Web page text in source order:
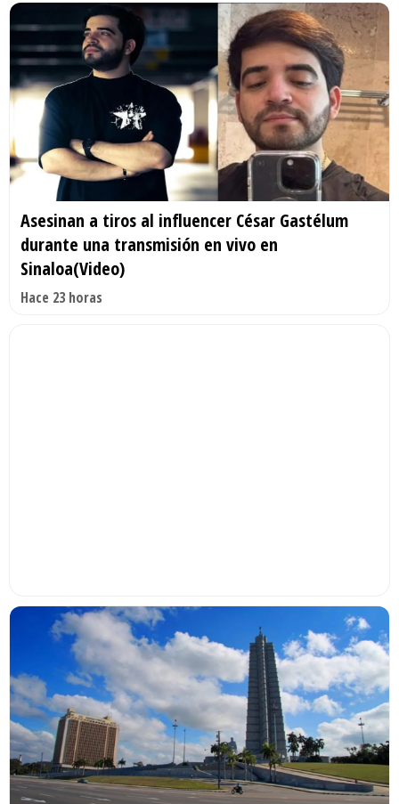
Asesinan a tiros al influencer César Gastélum
durante una transmisión en vivo en
Sinaloa(Video)
Hace 23 horas